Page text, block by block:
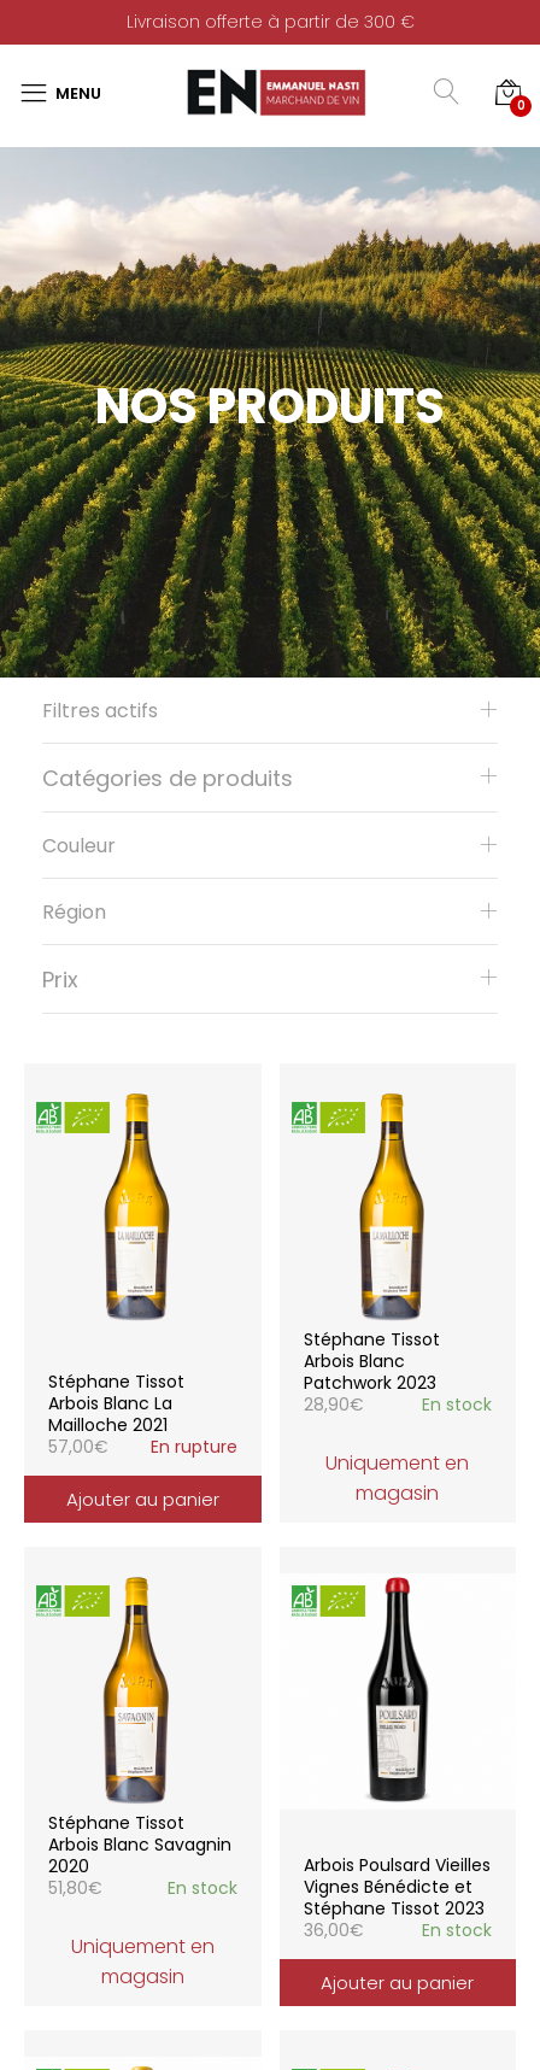
Livraison offerte à partir de 300 €
0
NOS PRODUITS
Stéphane Tissot
Arbois Blanc La
Mailloche 2021
57,00€ En rupture
Ajouter au panier
Stéphane Tissot
Arbois Blanc
Patchwork 2023
28,90€ En stock
Uniquement en
magasin
Stéphane Tissot
Arbois Blanc Savagnin
2020
51,80€ En stock
Uniquement en
magasin
Arbois Poulsard Vieilles
Vignes Bénédicte et
Stéphane Tissot 2023
36,00€ En stock
Ajouter au panier
Filtres actifs
Catégories de produits
Couleur
Région
Prix